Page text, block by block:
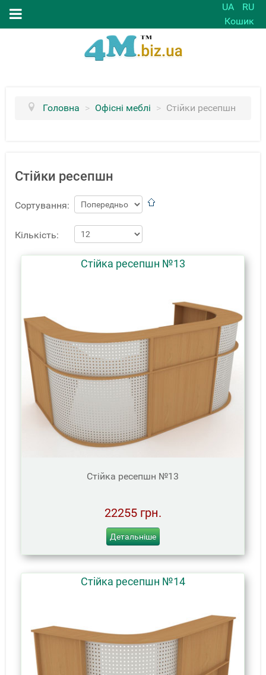
UA
RU
Кошик
Головна > Офісні меблі > Стійки ресепшн
Стійки ресепшн
Сортування:
Кількість:
Стійка ресепшн №13
Стійка ресепшн №13
22255 грн.
Детальніше
Стійка ресепшн №14